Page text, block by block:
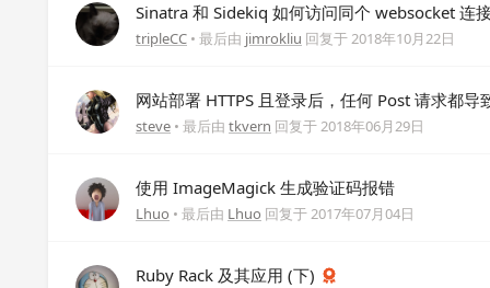
Sinatra 和 Sidekiq 如何访问同个 websocket 连
tripleCC • 最后由 jimrokliu 回复于2018年10月22日
网站部署 HTTPS 且登录后，任何 Post 请求都
steve • 最后由 tkvern 回复于2018年06月29日
使用 ImageMagick 生成验证码报错
Lhuo • 最后由 Lhuo 回复于2017年07月04日
Ruby Rack 及其应用 (下)